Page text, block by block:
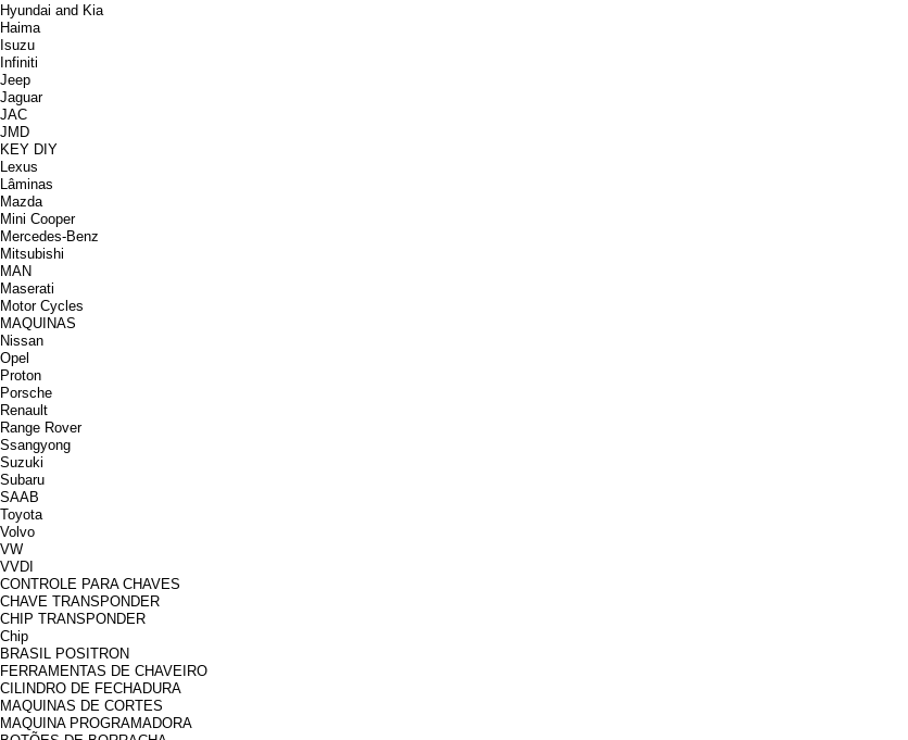
Hyundai and Kia
Haima
Isuzu
Infiniti
Jeep
Jaguar
JAC
JMD
KEY DIY
Lexus
Lâminas
Mazda
Mini Cooper
Mercedes-Benz
Mitsubishi
MAN
Maserati
Motor Cycles
MAQUINAS
Nissan
Opel
Proton
Porsche
Renault
Range Rover
Ssangyong
Suzuki
Subaru
SAAB
Toyota
Volvo
VW
VVDI
CONTROLE PARA CHAVES
CHAVE TRANSPONDER
CHIP TRANSPONDER
Chip
BRASIL POSITRON
FERRAMENTAS DE CHAVEIRO
CILINDRO DE FECHADURA
MAQUINAS DE CORTES
MAQUINA PROGRAMADORA